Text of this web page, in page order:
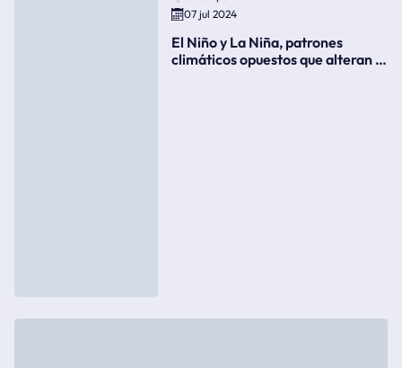
07 jul 2024
El Niño y La Niña, patrones
climáticos opuestos que alteran la